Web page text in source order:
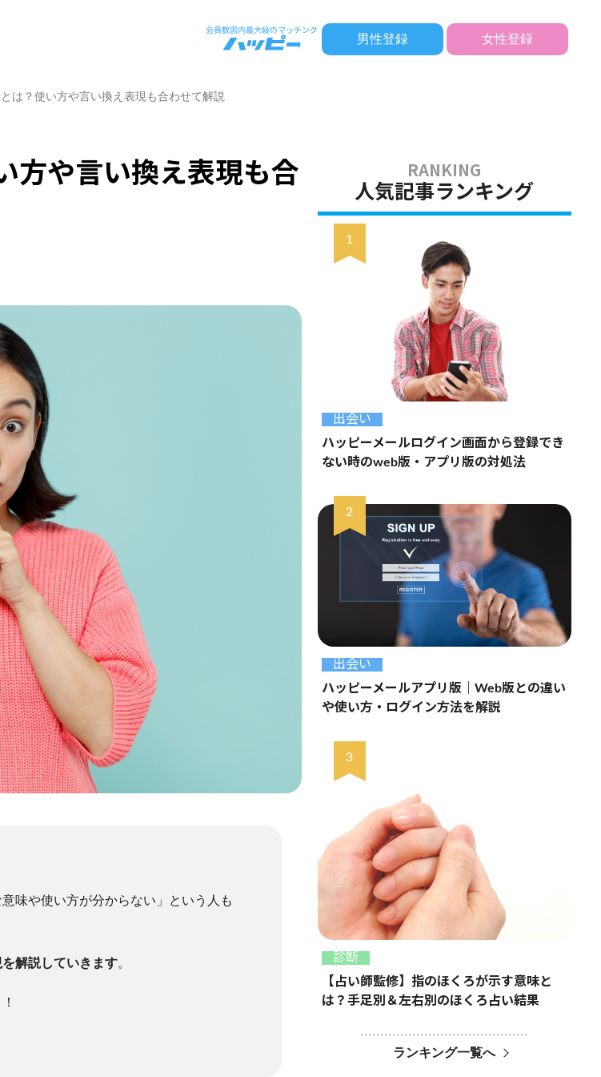
男性登録 女性登録
は？使い方や言い換え表現も合わせて解説
方や言い換え表現も合
味や使い方が分からない」という人も
解説していきます。
人気記事ランキング
出会い
ハッピーメールログイン画面から登録でき
ない時のweb版・アプリ版の対処法
出会い
ハッピーメールアプリ版｜Web版との違い
や使い方・ログイン方法を解説
診断
【占い師監修】指のほくろが示す意味と
は？手足別＆左右別のほくろ占い結果
ランキング一覧へ